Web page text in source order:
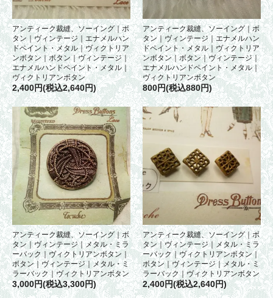
アンティーク裁縫、ソーイング｜ボ
タン｜ヴィンテージ｜エナメルハン
ドペイント・メタル｜ヴィクトリア
ンボタン｜ボタン｜ヴィンテージ｜
エナメルハンドペイント・メタル｜
ヴィクトリアンボタン
2,400円(税込2,640円)
アンティーク裁縫、ソーイング｜ボ
タン｜ヴィンテージ｜エナメルハン
ドペイント・メタル｜ヴィクトリア
ンボタン｜ボタン｜ヴィンテージ｜
エナメルハンドペイント・メタル｜
ヴィクトリアンボタン
800円(税込880円)
アンティーク裁縫、ソーイング｜ボ
タン｜ヴィンテージ｜メタル・ミラ
ーバック｜ヴィクトリアンボタン｜
ボタン｜ヴィンテージ｜メタル・ミ
ラーバック｜ヴィクトリアンボタン
3,000円(税込3,300円)
アンティーク裁縫、ソーイング｜ボ
タン｜ヴィンテージ｜メタル・ミラ
ーバック｜ヴィクトリアンボタン｜
ボタン｜ヴィンテージ｜メタル・ミ
ラーバック｜ヴィクトリアンボタン
2,400円(税込2,640円)